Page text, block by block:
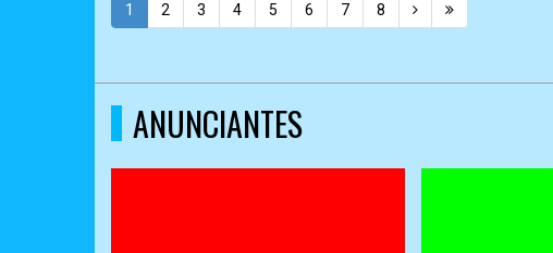
1 2 3 4 5 6 7 8
ANUNCIANTES